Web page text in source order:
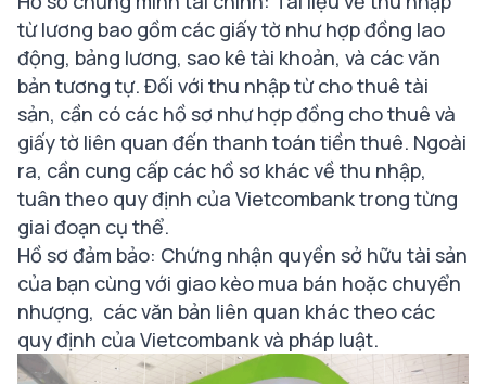
từ lương bao gồm các giấy tờ như hợp đồng lao
động, bảng lương, sao kê tài khoản, và các văn
bản tương tự. Đối với thu nhập từ cho thuê tài
sản, cần có các hồ sơ như hợp đồng cho thuê và
giấy tờ liên quan đến thanh toán tiền thuê. Ngoài
ra, cần cung cấp các hồ sơ khác về thu nhập,
tuân theo quy định của Vietcombank trong từng
giai đoạn cụ thể.
Hồ sơ đảm bảo: Chứng nhận quyền sở hữu tài sản
của bạn cùng với giao kèo mua bán hoặc chuyển
nhượng, các văn bản liên quan khác theo các
quy định của Vietcombank và pháp luật.